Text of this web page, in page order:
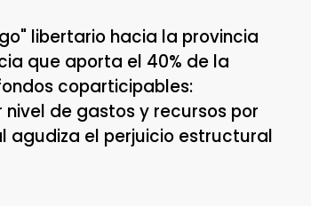
libertario hacia la provincia
que aporta el 40% de la
coparticipables:
de gastos y recursos por
agudiza el perjuicio estructural